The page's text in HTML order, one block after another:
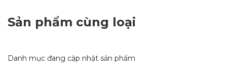
Sản phẩm cùng loại
Danh mục đang cập nhật sản phẩm